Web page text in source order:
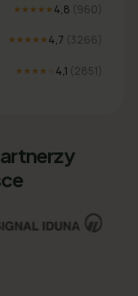
★★★★★ 4,8 (960
★★★★★ 4,7 (3266
★★★★ 4,1 (2851